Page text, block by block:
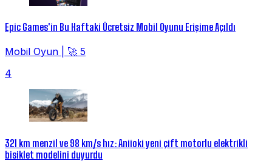
Epic Games'in Bu Haftaki Ücretsiz Mobil Oyunu Erişime Açıldı
Mobil Oyun
🚀 5
4
321 km menzil ve 98 km/s hız: Aniioki yeni çift motorlu elektrikli
bisiklet modelini duyurdu